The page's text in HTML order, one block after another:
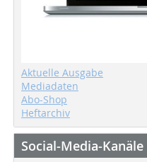
Aktuelle Ausgabe
Mediadaten
Abo-Shop
Heftarchiv
Social-Media-